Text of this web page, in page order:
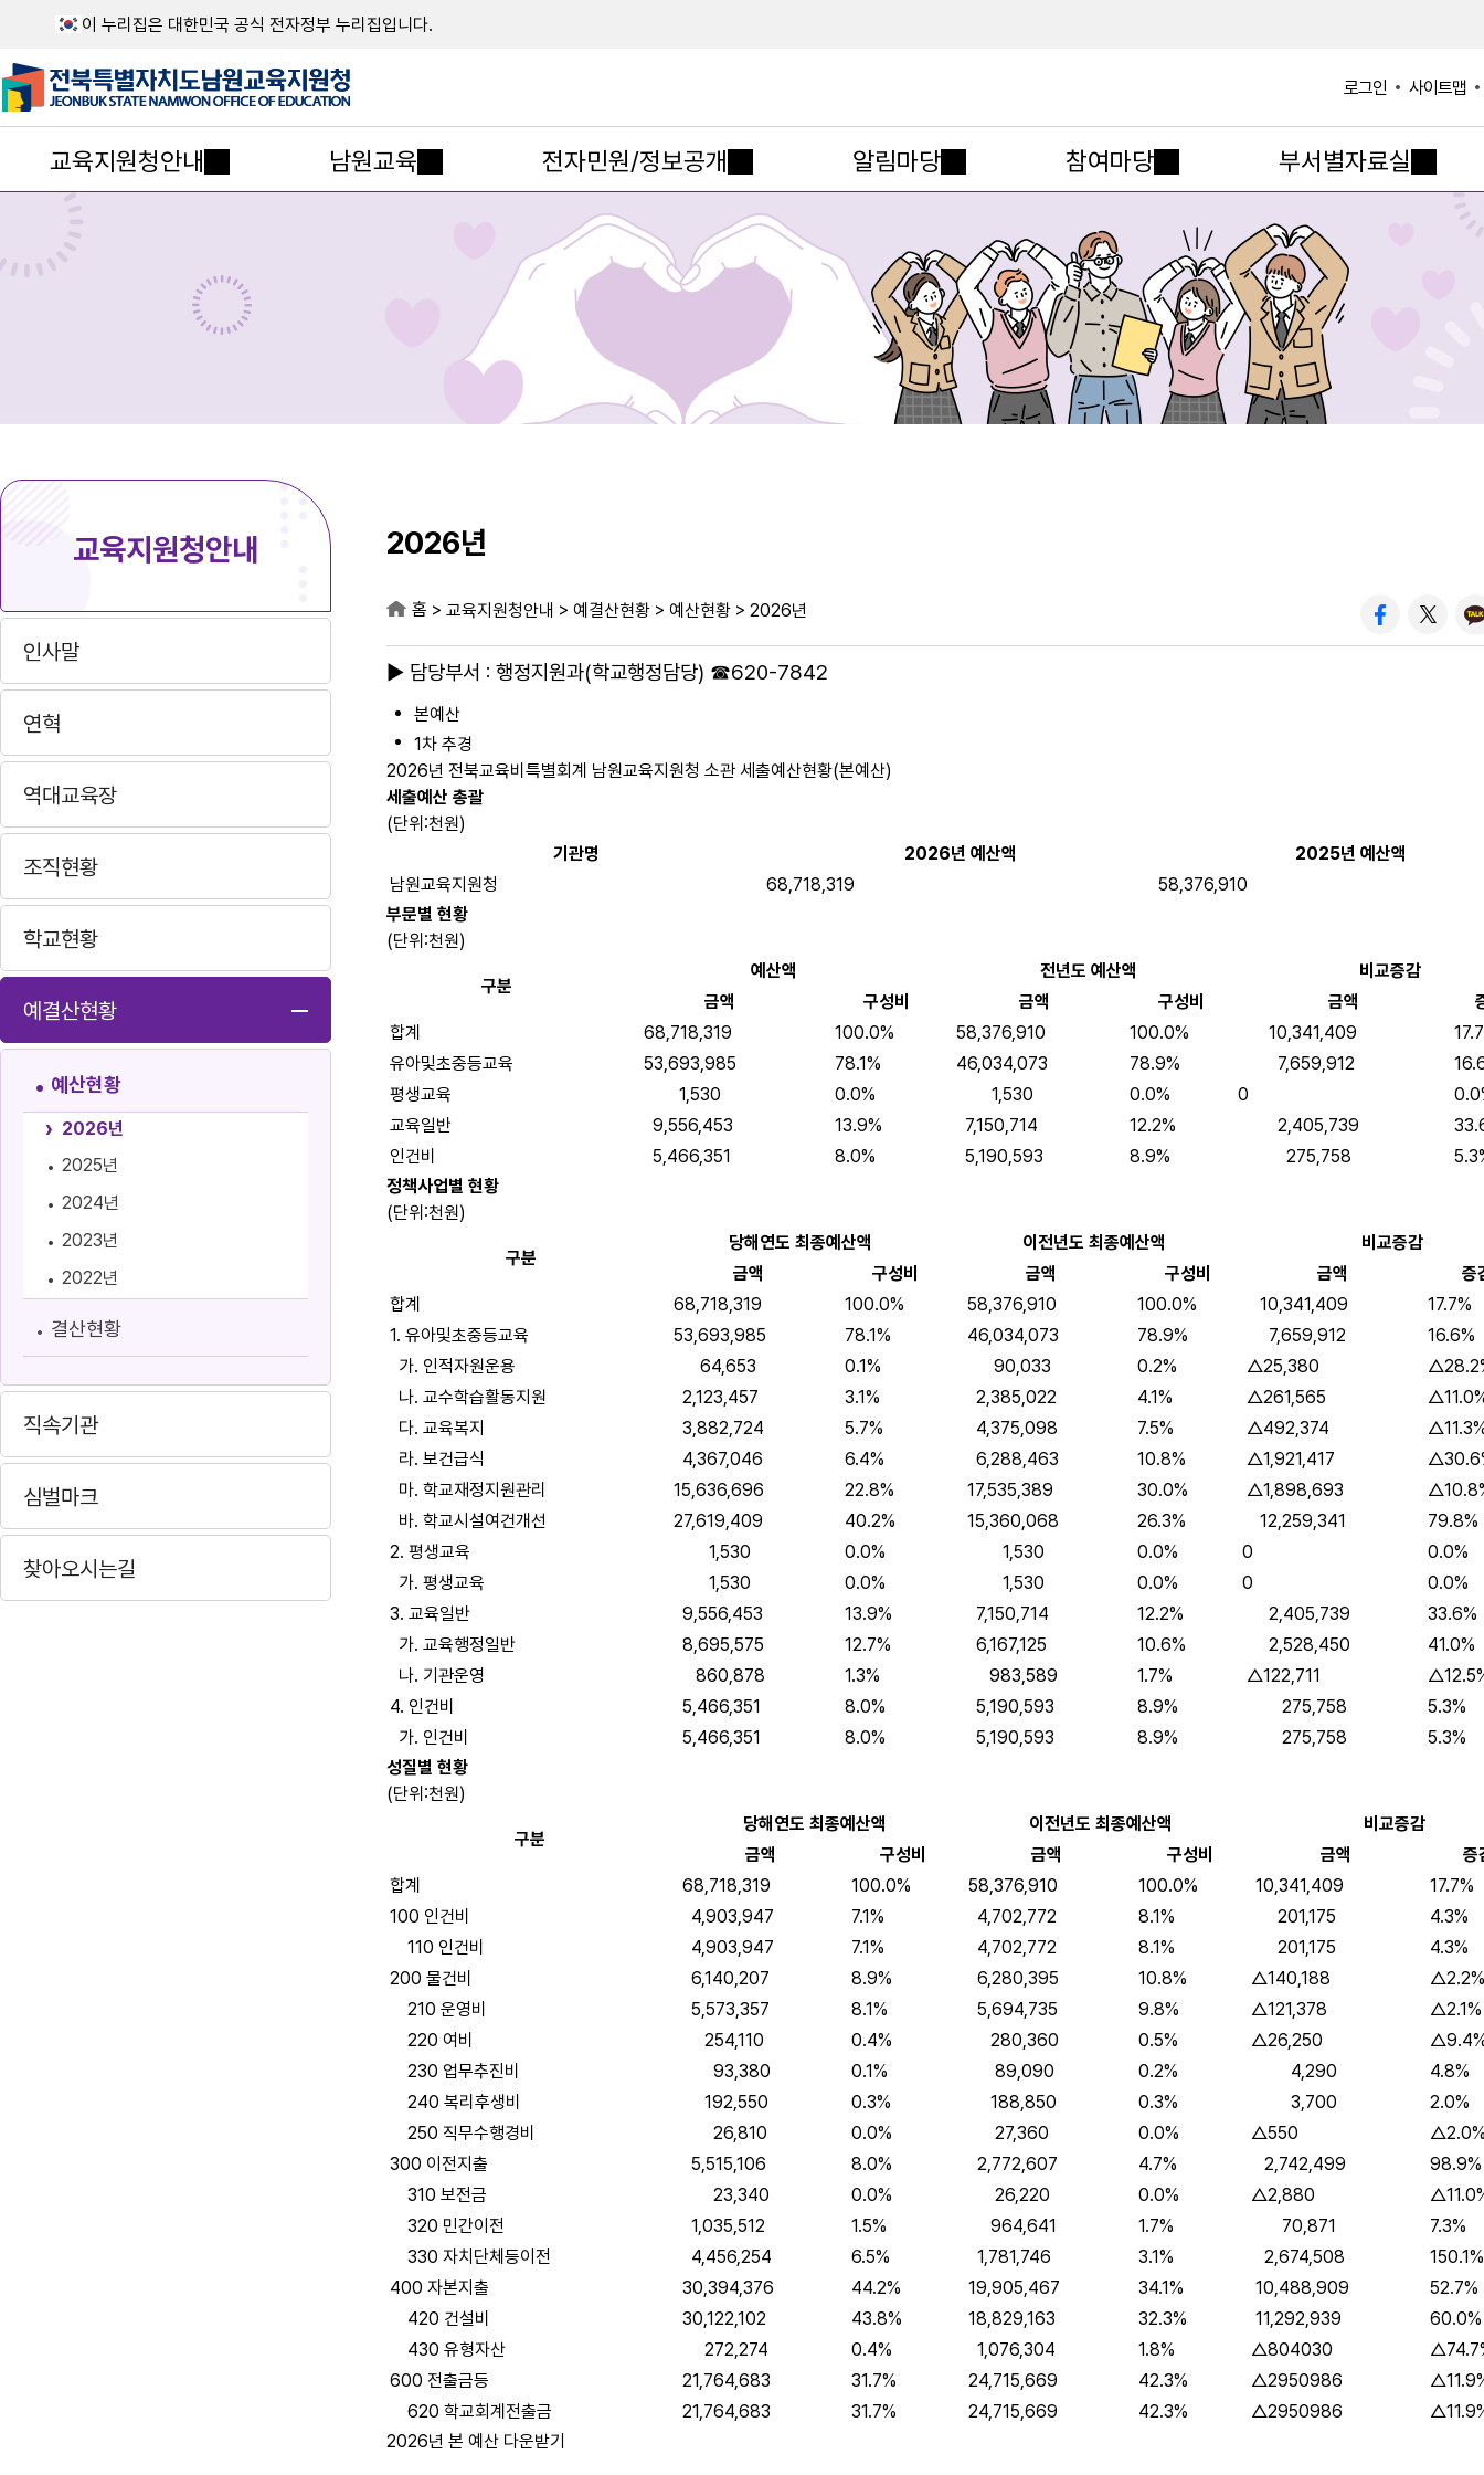
이 누리집은 대한민국 공식 전자정부 누리집입니다.
로그인 사이트맵
교육지원청안내 남원교육 전자민원/정보공개 알림마당 참여마당 부서별자료실
교육지원청안내
인사말
연혁
역대교육장
조직현황
학교현황
예결산현황
예산현황
2026년
2025년
2024년
2023년
2022년
결산현황
직속기관
심벌마크
찾아오시는길
2026년
홈 > 교육지원청안내 > 예결산현황 > 예산현황 > 2026년
▶ 담당부서 : 행정지원과(학교행정담당) ☎620-7842
본예산
1차 추경
2026년 전북교육비특별회계 남원교육지원청 소관 세출예산현황(본예산)
세출예산 총괄
(단위:천원)
기관명
2026년 예산액
2025년 예산액
남원교육지원청
68,718,319
58,376,910
부문별 현황
(단위:천원)
구분
예산액 전년도 예산액
비교증감
금액
구성비 금액 구성비 금액
합계
68,718,319 100.0% 58,376,910 100.0% 10,341,409
유아및초중등교육
53,693,985 78.1% 46,034,073 78.9% 7,659,912
평생교육
1,530 0.0% 1,530 0.0% 0
교육일반
9,556,453 13.9% 7,150,714 12.2% 2,405,739
인건비
5,466,351 8.0% 5,190,593 8.9% 275,758
정책사업별 현황
(단위:천원)
구분
당해연도 최종예산액 이전년도 최종예산액
비교증감
금액
구성비 금액 구성비 금액
증
합계
68,718,319 100.0% 58,376,910 100.0% 10,341,409
17.7%
1. 유아및초중등교육
53,693,985 78.1% 46,034,073 78.9% 7,659,912
16.6%
가. 인적자원운용
64,653 0.1% 90,033 0.2% △25,380
나. 교수학습활동지원
2,123,457 3.1% 2,385,022 4.1% △261,565
다. 교육복지
3,882,724 5.7% 4,375,098 7.5% △492,374
라. 보건급식
4,367,046 6.4% 6,288,463 10.8% △1,921,417
마. 학교재정지원관리
15,636,696 22.8% 17,535,389 30.0% △1,898,693
바. 학교시설여건개선
27,619,409 40.2% 15,360,068 26.3% 12,259,341
79.8%
2. 평생교육
1,530 0.0% 1,530 0.0% 0
0.0%
가. 평생교육
1,530 0.0% 1,530 0.0% 0
0.0%
3. 교육일반
9,556,453 13.9% 7,150,714 12.2% 2,405,739
33.6%
가. 교육행정일반
8,695,575 12.7% 6,167,125 10.6% 2,528,450
41.0%
나. 기관운영
860,878 1.3% 983,589 1.7% △122,711
4. 인건비
5,466,351 8.0% 5,190,593 8.9% 275,758
5.3%
가. 인건비
5,466,351 8.0% 5,190,593 8.9% 275,758
5.3%
성질별 현황
(단위:천원)
구분
당해연도 최종예산액 이전년도 최종예산액
비교증감
금액
구성비 금액 구성비 금액
증
합계
68,718,319 100.0% 58,376,910 100.0% 10,341,409
17.7%
100 인건비
4,903,947 7.1% 4,702,772 8.1% 201,175
4.3%
110 인건비
4,903,947 7.1% 4,702,772 8.1% 201,175
4.3%
200 물건비
6,140,207 8.9% 6,280,395 10.8% △140,188
△2.2%
210 운영비
5,573,357 8.1% 5,694,735 9.8% △121,378
△2.1%
220 여비
254,110 0.4% 280,360 0.5% △26,250
230 업무추진비
93,380 0.1% 89,090 0.2% 4,290
4.8%
240 복리후생비
192,550 0.3% 188,850 0.3% 3,700
2.0%
250 직무수행경비
26,810 0.0% 27,360 0.0% △550
300 이전지출
5,515,106 8.0% 2,772,607 4.7% 2,742,499
98.9%
310 보전금
23,340 0.0% 26,220 0.0% △2,880
320 민간이전
1,035,512 1.5% 964,641 1.7% 70,871
7.3%
330 자치단체등이전
4,456,254 6.5% 1,781,746 3.1% 2,674,508
150.1%
400 자본지출
30,394,376 44.2% 19,905,467 34.1% 10,488,909
52.7%
420 건설비
30,122,102 43.8% 18,829,163 32.3% 11,292,939
60.0%
430 유형자산
272,274 0.4% 1,076,304 1.8% △804030
600 전출금등
21,764,683 31.7% 24,715,669 42.3% △2950986
620 학교회계전출금
21,764,683 31.7% 24,715,669 42.3% △2950986
2026년 본 예산 다운받기